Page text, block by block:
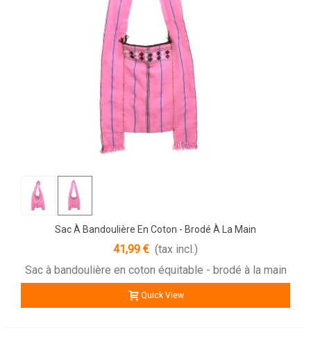
Sac À Bandoulière En Coton - Brodé À La Main
41,99 € (tax incl.)
Sac à bandoulière en coton équitable - brodé à la main
Quick View